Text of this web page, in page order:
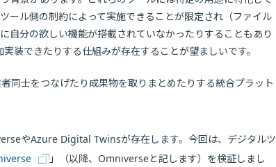
ール側の制約によって実施できることが限定され（ファイル
自分の欲しい機能が搭載されていなかったりすることもあり
装できたりする仕組みが存在することが望ましいです。
同士をつなげたり成果物を取りまとめたりする統合プラット
やAzure Digital Twinsが存在します。今回は、デジタルツ
」（以降、Omniverseと記します）を検証しまし